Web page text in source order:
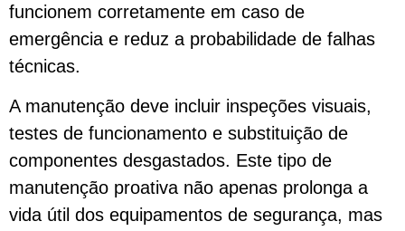
funcionem corretamente em caso de
emergência e reduz a probabilidade de falhas
técnicas.
A manutenção deve incluir inspeções visuais,
testes de funcionamento e substituição de
componentes desgastados. Este tipo de
manutenção proativa não apenas prolonga a
vida útil dos equipamentos de segurança, mas